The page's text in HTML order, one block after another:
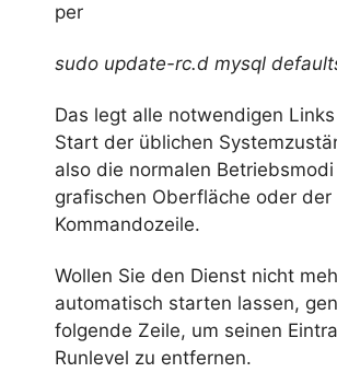
per
sudo update-rc.d mysql
Das legt alle notwendigen
Start der üblichen
also die normalen
grafischen Oberfläche oder der
Kommandozeile.
Wollen Sie den Dienst nicht
automatisch starten lassen,
folgende Zeile, um seinen
Runlevel zu entfernen.